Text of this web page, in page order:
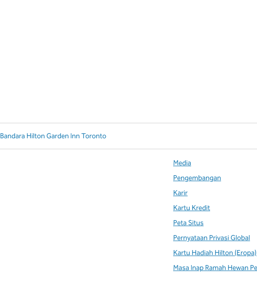
Bandara Hilton Garden Inn Toronto
Media
Pengembangan
Karir
Kartu Kredit
Peta Situs
Pernyataan Privasi Global
Kartu Hadiah Hilton (Eropa)
Masa Inap Ramah Hewan